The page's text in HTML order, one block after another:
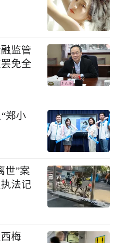
监管
免全
郑小
世”案
法记
梅